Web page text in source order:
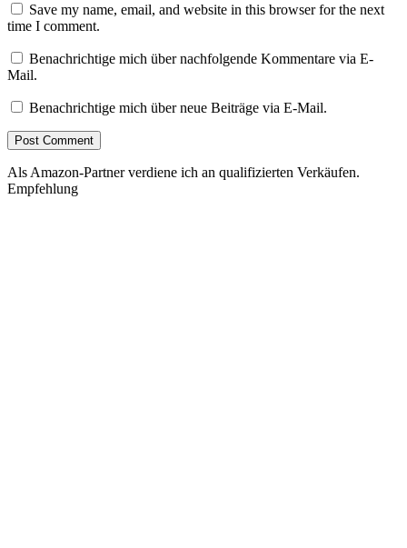
Save my name, email, and website in this browser for the next
time I comment.
Benachrichtige mich über nachfolgende Kommentare via E-
Mail.
Benachrichtige mich über neue Beiträge via E-Mail.
Als Amazon-Partner verdiene ich an qualifizierten Verkäufen.
Empfehlung